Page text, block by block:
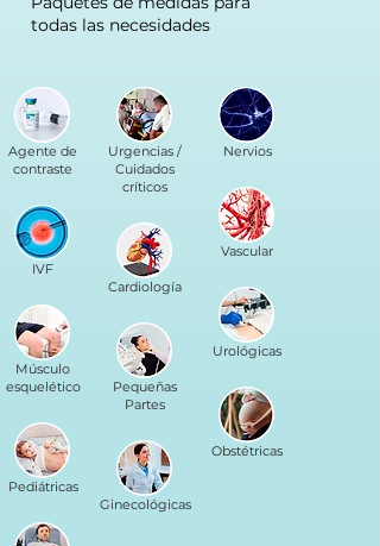
todas las necesidades
Agente de
contraste
IVF
Músculo
esquelético
Pediátricas
Urgencias /
Cuidados
críticos
Cardiología
Pequeñas
Partes
Ginecológicas
Nervios
Vascular
Urológicas
Obstétricas